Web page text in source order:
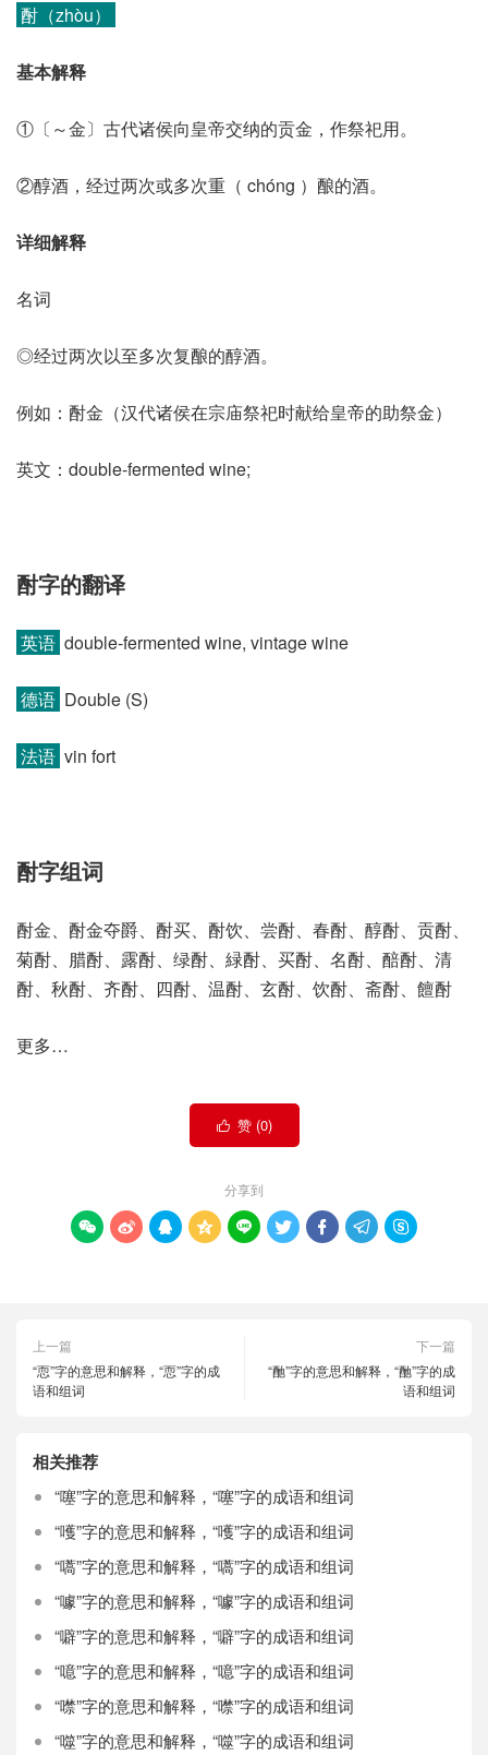
酎（zhòu）
基本解释
①〔～金〕古代诸侯向皇帝交纳的贡金，作祭祀用。
②醇酒，经过两次或多次重（ chóng ）酿的酒。
详细解释
名词
◎经过两次以至多次复酿的醇酒。
例如：酎金（汉代诸侯在宗庙祭祀时献给皇帝的助祭金）
英文：double-fermented wine;
酎字的翻译
英语 double-fermented wine, vintage wine
德语 Double (S)
法语 vin fort
酎字组词
酎金、酎金夺爵、酎买、酎饮、尝酎、春酎、醇酎、贡酎、
菊酎、腊酎、露酎、绿酎、緑酎、买酎、名酎、醅酎、清
酎、秋酎、齐酎、四酎、温酎、玄酎、饮酎、斋酎、饘酎
更多…
 赞 (0)
分享到
        
上一篇
“恧”字的意思和解释，“恧”字的成
语和组词
下一篇
“酏”字的意思和解释，“酏”字的成
语和组词
相关推荐
“噻”字的意思和解释，“噻”字的成语和组词
“嚄”字的意思和解释，“嚄”字的成语和组词
“嚆”字的意思和解释，“嚆”字的成语和组词
“噱”字的意思和解释，“噱”字的成语和组词
“噼”字的意思和解释，“噼”字的成语和组词
“噫”字的意思和解释，“噫”字的成语和组词
“噤”字的意思和解释，“噤”字的成语和组词
“噬”字的意思和解释，“噬”字的成语和组词